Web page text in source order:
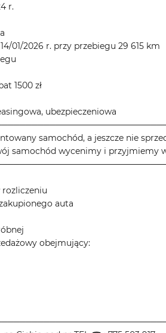
r.
01/2026 r. przy przebiegu 29 615 km
1500 zł
ubezpieczeniowa
samochód, a jeszcze nie
samochód wycenimy i przyjmiemy
auta
obejmujący: